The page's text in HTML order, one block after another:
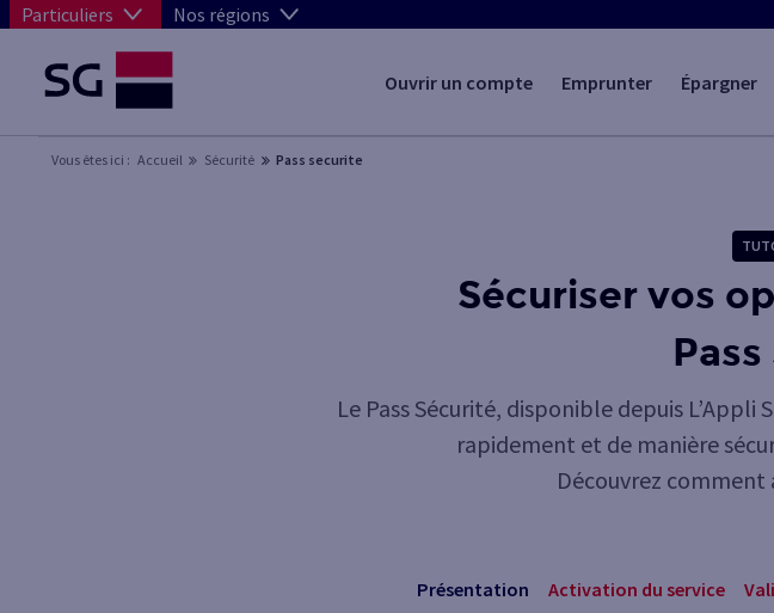
Particuliers Nos régions
Ouvrir un compte Emprunter Épargner
Vous êtes ici : Accueil Sécurité Pass securite
Sécuriser vos
Le Pass Sécurité, disponible depuis L’Appli
rapidement et de manière
Découvrez comment
Présentation Activation du service